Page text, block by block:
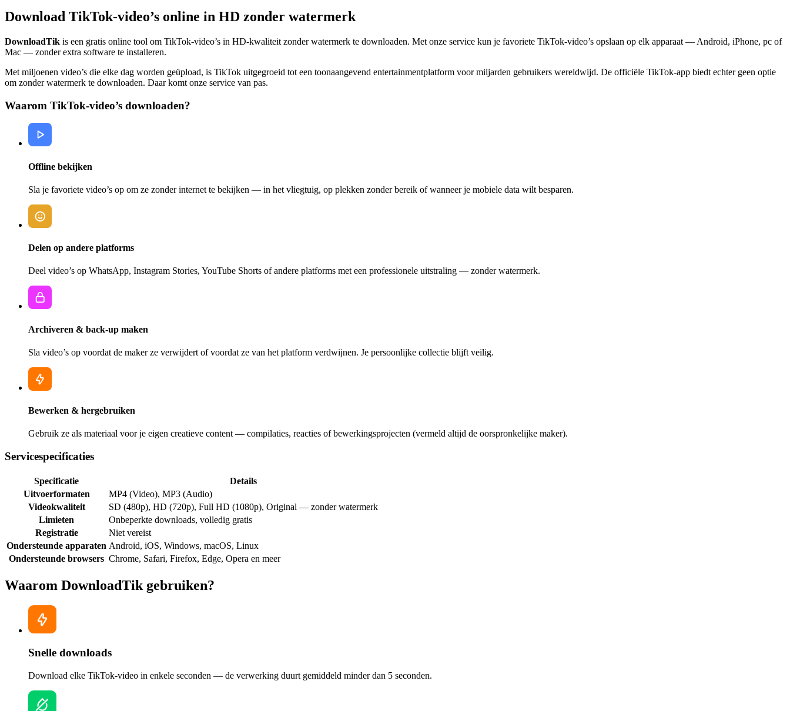
Download TikTok-video’s online in HD zonder watermerk
DownloadTik is een gratis online tool om TikTok-video’s in HD-kwaliteit zonder watermerk te downloaden. Met onze service kun je favoriete TikTok-video’s opslaan op elk apparaat — Android, iPhone, pc of
Mac — zonder extra software te installeren.
Met miljoenen video’s die elke dag worden geüpload, is TikTok uitgegroeid tot een toonaangevend entertainmentplatform voor miljarden gebruikers wereldwijd. De officiële TikTok-app biedt echter geen optie
om zonder watermerk te downloaden. Daar komt onze service van pas.
Waarom TikTok-video’s downloaden?
Offline bekijken
Sla je favoriete video’s op om ze zonder internet te bekijken — in het vliegtuig, op plekken zonder bereik of wanneer je mobiele data wilt besparen.
Delen op andere platforms
Deel video’s op WhatsApp, Instagram Stories, YouTube Shorts of andere platforms met een professionele uitstraling — zonder watermerk.
Archiveren & back-up maken
Sla video’s op voordat de maker ze verwijdert of voordat ze van het platform verdwijnen. Je persoonlijke collectie blijft veilig.
Bewerken & hergebruiken
Gebruik ze als materiaal voor je eigen creatieve content — compilaties, reacties of bewerkingsprojecten (vermeld altijd de oorspronkelijke maker).
Servicespecificaties
Specificatie
Details
Uitvoerformaten
MP4 (Video), MP3 (Audio)
Videokwaliteit
SD (480p), HD (720p), Full HD (1080p), Original — zonder watermerk
Limieten
Onbeperkte downloads, volledig gratis
Registratie
Niet vereist
Ondersteunde apparaten Android, iOS, Windows, macOS, Linux
Ondersteunde browsers Chrome, Safari, Firefox, Edge, Opera en meer
Waarom DownloadTik gebruiken?
Snelle downloads
Download elke TikTok-video in enkele seconden — de verwerking duurt gemiddeld minder dan 5 seconden.